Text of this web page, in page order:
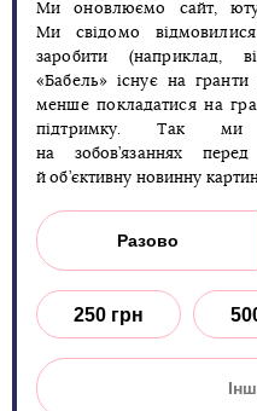
Ми оновлюємо сайт,
Ми свідомо
заробити (наприклад,
«Бабель» існує на
менше покладатися на
підтримку. Так ми
на зобов’язаннях
й об’єктивну новинну
Разово
250 грн